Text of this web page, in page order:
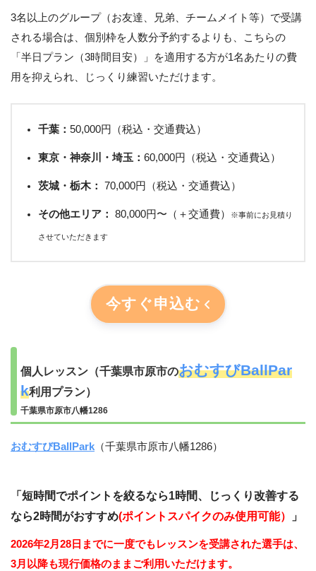
3名以上のグループ（お友達、兄弟、チームメイト等）で受講
される場合は、個別枠を人数分予約するよりも、こちらの
「半日プラン（3時間目安）」を適用する方が1名あたりの費
用を抑えられ、じっくり練習いただけます。
千葉：50,000円（税込・交通費込）
東京・神奈川・埼玉：60,000円（税込・交通費込）
茨城・栃木： 70,000円（税込・交通費込）
その他エリア： 80,000円〜（＋交通費） ※事前にお見積り
させていただきます
今すぐ申込む
個人レッスン（千葉県市原市のおむすびBallPar
k利用プラン）
千葉県市原市八幡1286
おむすびBallPark （千葉県市原市八幡1286）
「短時間でポイントを絞るなら1時間、じっくり改善する
なら2時間がおすすめ(ポイントスパイクのみ使用可能） 」
2026年2月28日までに一度でもレッスンを受講された選手は、
3月以降も現行価格のままご利用いただけます。